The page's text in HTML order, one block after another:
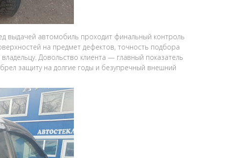
выдачей автомобиль проходит финальный контроль
на предмет дефектов, точность подбора
Довольство клиента — главный показатель
защиту на долгие годы и безупречный внешний